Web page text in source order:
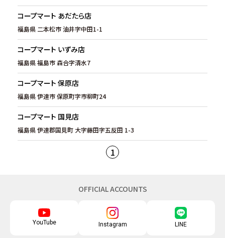
コープマート あだたら店
福島県 二本松市 油井字中田1-1
コープマート いずみ店
福島県 福島市 森合字清水7
コープマート 保原店
福島県 伊達市 保原町字市柳町24
コープマート 国見店
福島県 伊達郡国見町 大字藤田字五反田 1-3
1
OFFICIAL ACCOUNTS
YouTube Instagram LINE